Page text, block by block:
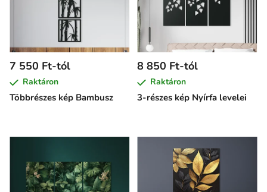
Többrészes kép Bambusz
7 550 Ft-tól
Raktáron
3-részes kép Nyírfa levelei
8 850 Ft-tól
Raktáron